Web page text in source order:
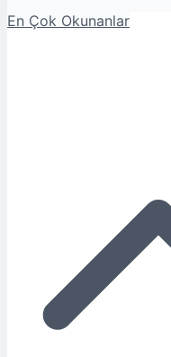
En Çok Okunanlar